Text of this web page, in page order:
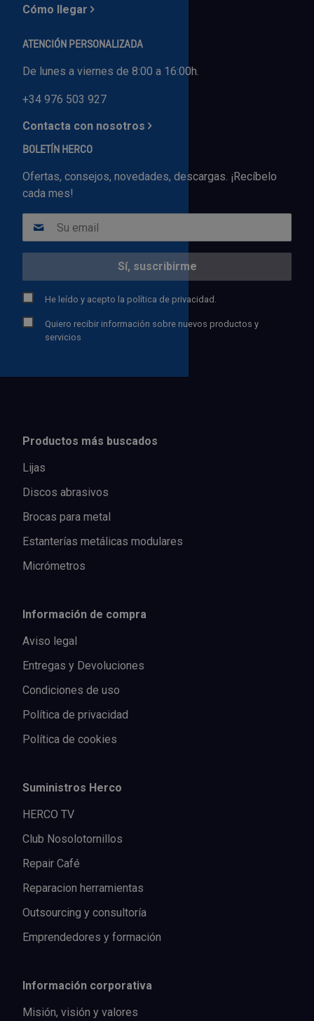
Cómo llegar
ATENCIÓN PERSONALIZADA
De lunes a viernes de 8:00 a 16:00h.
+34 976 503 927
Contacta con nosotros
BOLETÍN HERCO
Ofertas, consejos, novedades, descargas. ¡Recíbelo
cada mes!
He leído y acepto la política de privacidad.
Quiero recibir información sobre nuevos productos y
servicios
Productos más buscados
Lijas
Discos abrasivos
Brocas para metal
Estanterías metálicas modulares
Micrómetros
Información de compra
Aviso legal
Entregas y Devoluciones
Condiciones de uso
Política de privacidad
Política de cookies
Suministros Herco
HERCO TV
Club Nosolotornillos
Repair Café
Reparacion herramientas
Outsourcing y consultoría
Emprendedores y formación
Información corporativa
Misión, visión y valores